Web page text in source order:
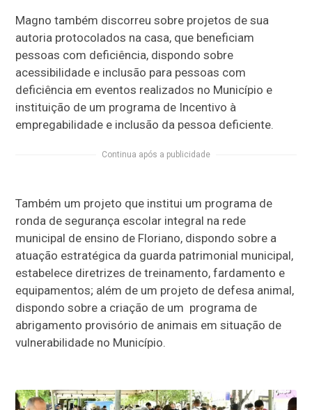
Magno também discorreu sobre projetos de sua
autoria protocolados na casa, que beneficiam
pessoas com deficiência, dispondo sobre
acessibilidade e inclusão para pessoas com
deficiência em eventos realizados no Município e
instituição de um programa de Incentivo à
empregabilidade e inclusão da pessoa deficiente.
Continua após a publicidade
Também um projeto que institui um programa de
ronda de segurança escolar integral na rede
municipal de ensino de Floriano, dispondo sobre a
atuação estratégica da guarda patrimonial municipal,
estabelece diretrizes de treinamento, fardamento e
equipamentos; além de um projeto de defesa animal,
dispondo sobre a criação de um programa de
abrigamento provisório de animais em situação de
vulnerabilidade no Município.